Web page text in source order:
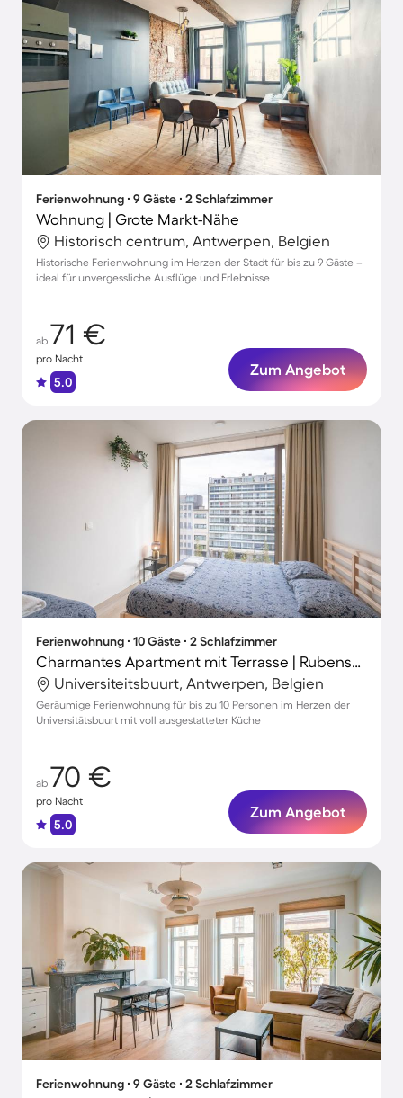
Ferienwohnung ∙ 9 Gäste ∙ 2 Schlafzimmer
Wohnung | Grote Markt-Nähe
Historisch centrum, Antwerpen, Belgien
Historische Ferienwohnung im Herzen der Stadt für bis zu 9 Gäste –
ideal für unvergessliche Ausflüge und Erlebnisse
ab 71 €
pro Nacht
5.0
Zum Angebot
Ferienwohnung ∙ 10 Gäste ∙ 2 Schlafzimmer
Charmantes Apartment mit Terrasse | Rubenshaus in der Nähe
Universiteitsbuurt, Antwerpen, Belgien
Geräumige Ferienwohnung für bis zu 10 Personen im Herzen der
Universitätsbuurt mit voll ausgestatteter Küche
ab 70 €
pro Nacht
5.0
Zum Angebot
Ferienwohnung ∙ 9 Gäste ∙ 2 Schlafzimmer